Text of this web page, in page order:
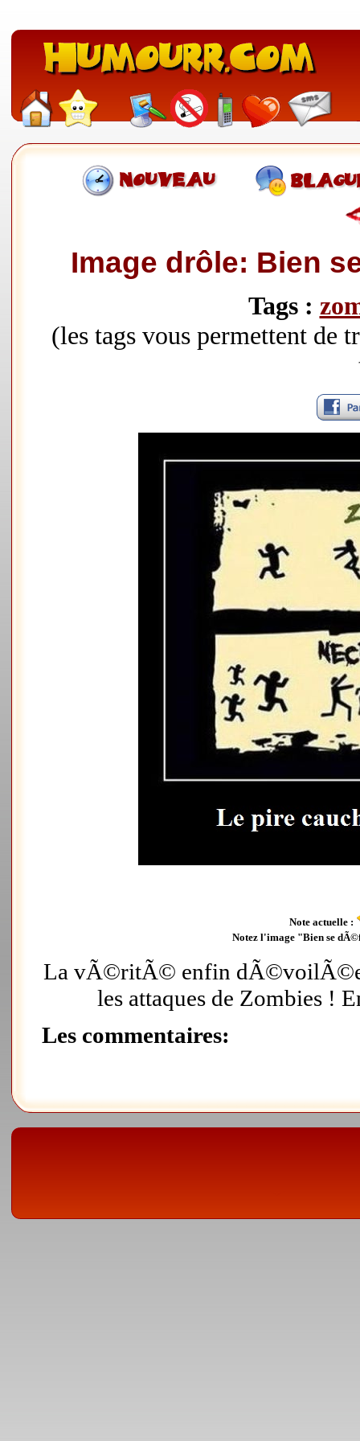
Image drôle: Bien
Tags :
(les tags vous permettent de
Note actuelle :
Notez l'image "Bien se
La vÃ©ritÃ© enfin dÃ©voilÃ©e
les attaques de Zombies !
Les commentaires: